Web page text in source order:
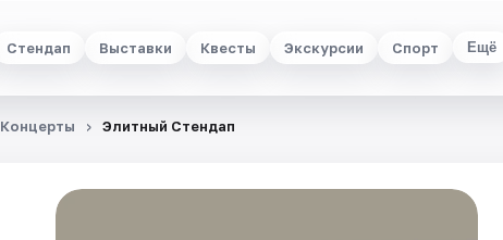
Стендап Выставки Квесты Экскурсии Спорт Ещё
Концерты Элитный Стендап